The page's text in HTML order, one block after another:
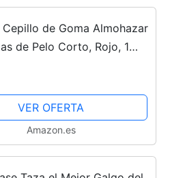
Cepillo de Goma Almohazar
de Pelo Corto, Rojo, 1
VER OFERTA
Amazon.es